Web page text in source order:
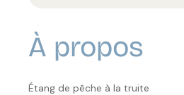
À propos
Étang de pêche à la truite